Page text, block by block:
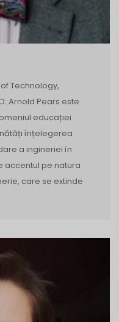
Technology,
Arnold Pears este
educației
înțelegerea
a ingineriei în
accentul pe natura
care se extinde